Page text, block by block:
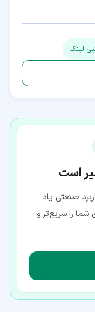
لینک
است
صنعتی یاد
شما را سریع‌تر و